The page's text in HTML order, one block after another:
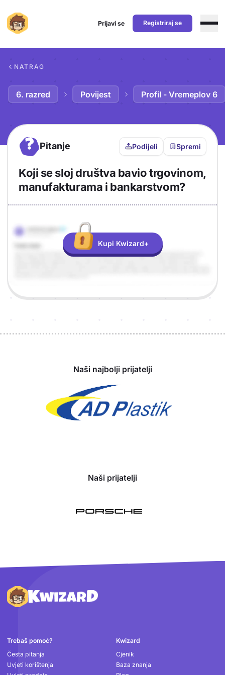
Prijavi se Registriraj se
NATRAG
6. razred Povijest Profil - Vremeplov 6
? Pitanje Podijeli Spremi
Koji se sloj društva bavio trgovinom,
manufakturama i bankarstvom?
Odgovor
Objašnjenje
Kupi Kwizard+
Naši najbolji prijatelji
Naši prijatelji
Podnožje
Trebaš pomoć?
Česta pitanja
Uvjeti korištenja
Kwizard
Cjenik
Baza znanja